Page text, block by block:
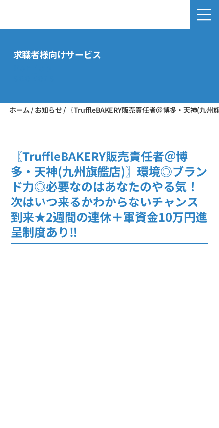
求職者様向けサービス
ホーム / お知らせ / 〖TruffleBAKERY販売責任者＠博多・天神(九
〖TruffleBAKERY販売責任者＠博
多・天神(九州旗艦店)〗環境◎ブラン
ド力◎必要なのはあなたのやる気！
次はいつ来るかわからないチャンス
到来★2週間の連休＋軍資金10万円進
呈制度あり‼